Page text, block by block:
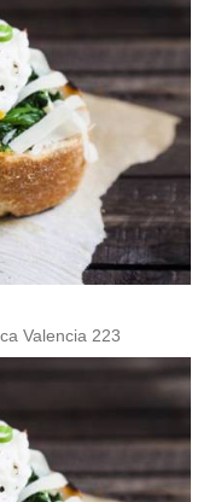
Valencia 223